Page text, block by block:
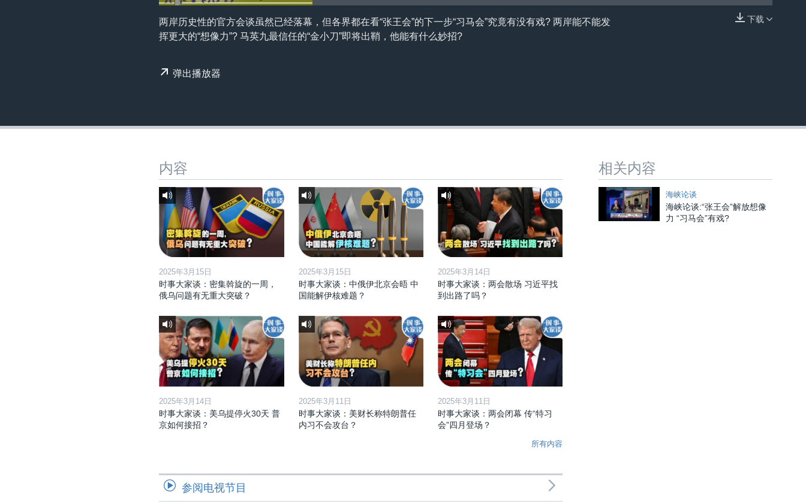
重要讲话与声明
下载
两岸历史性的官方会谈虽然已经落幕，但各界都在看“张王会”的下一步“习马会”究竟有没有戏? 两岸能不能发
挥更大的“想像力”? 马英九最信任的“金小刀”即将出鞘，他能有什么妙招?
弹出播放器
相关内容
海峡论谈
海峡论谈:“张王会”解放想像
力 “习马会”有戏?
内容
2025年3月15日
时事大家谈：密集斡旋的一周，
俄乌问题有无重大突破？
2025年3月15日
时事大家谈：中俄伊北京会晤 中
国能解伊核难题？
2025年3月14日
时事大家谈：两会散场 习近平找
到出路了吗？
2025年3月14日
时事大家谈：美乌提停火30天 普
京如何接招？
2025年3月11日
时事大家谈：美财长称特朗普任
内习不会攻台？
2025年3月11日
时事大家谈：两会闭幕 传“特习
会”四月登场？
所有内容
参阅电视节目